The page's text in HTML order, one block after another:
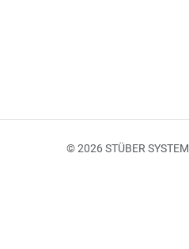
© 2026 STÜBER